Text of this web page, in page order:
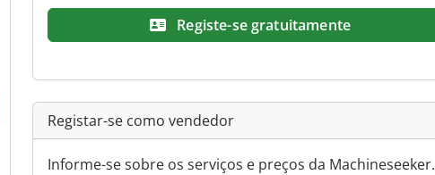
Registe-se gratuitamente
Registar-se como vendedor
Informe-se sobre os serviços e preços da Machineseeker.